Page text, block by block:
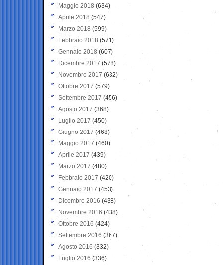
Maggio 2018 (634)
Aprile 2018 (547)
Marzo 2018 (599)
Febbraio 2018 (571)
Gennaio 2018 (607)
Dicembre 2017 (578)
Novembre 2017 (632)
Ottobre 2017 (579)
Settembre 2017 (456)
Agosto 2017 (368)
Luglio 2017 (450)
Giugno 2017 (468)
Maggio 2017 (460)
Aprile 2017 (439)
Marzo 2017 (480)
Febbraio 2017 (420)
Gennaio 2017 (453)
Dicembre 2016 (438)
Novembre 2016 (438)
Ottobre 2016 (424)
Settembre 2016 (367)
Agosto 2016 (332)
Luglio 2016 (336)